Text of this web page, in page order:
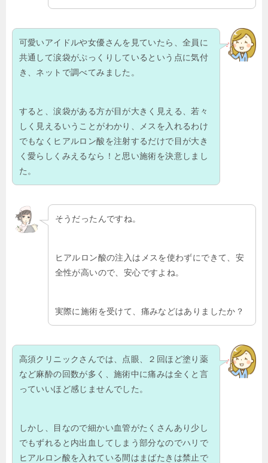
可愛いアイドルや女優さんを見ていたら、全員に
共通して涙袋がぷっくりしているという点に気付
き、ネットで調べてみました。
すると、涙袋がある方が目が大きく見える、若々
しく見えるいうことがわかり、メスを入れるわけ
でもなくヒアルロン酸を注射するだけで目が大き
く愛らしくみえるなら！と思い施術を決意しまし
た。
そうだったんですね。
ヒアルロン酸の注入はメスを使わずにできて、安
全性が高いので、安心ですよね。
実際に施術を受けて、痛みなどはありましたか？
高須クリニックさんでは、点眼、２回ほど塗り薬
など麻酔の回数が多く、施術中に痛みは全くと言
っていいほど感じませんでした。
しかし、目なので細かい血管がたくさんあり少し
でもずれると内出血してしまう部分なのでハリで
ヒアルロン酸を入れている間はまばたきは禁止で